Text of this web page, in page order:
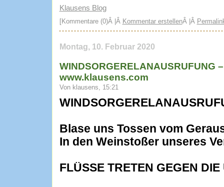
Klausens Blog
[Kommentare (0)Â |Â Kommentar erstellenÂ |Â
Montag, 10. Februar 2020
WINDSORGERELANAUSRUFUNG
www.klausens.com
Von klausens, 15:21
Blase uns Tossen vom
In den Weinstoßer unseres
FLÜSSE TRETEN GEGEN DIE